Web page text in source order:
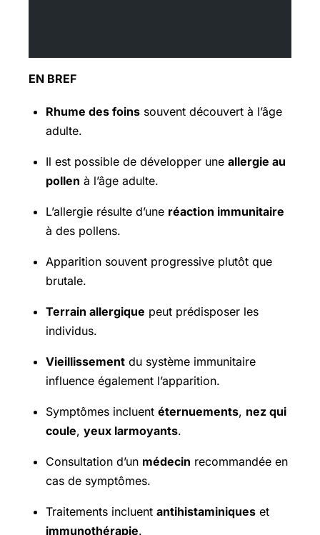
EN BREF
Rhume des foins souvent découvert à l’âge
adulte.
Il est possible de développer une allergie au
pollen à l’âge adulte.
L’allergie résulte d’une réaction immunitaire
à des pollens.
Apparition souvent progressive plutôt que
brutale.
Terrain allergique peut prédisposer les
individus.
Vieillissement du système immunitaire
influence également l’apparition.
Symptômes incluent éternuements, nez qui
coule, yeux larmoyants.
Consultation d’un médecin recommandée en
cas de symptômes.
Traitements incluent antihistaminiques et
immunothérapie.